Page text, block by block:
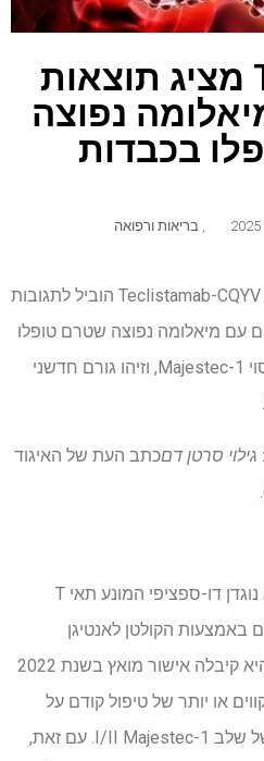
Teclistamab מציג תוצאות
נפוצה
בכבדות
בריאות ורפואה
Teclistamab-CQYV (Tecvayli) הוביל לתגובות
עם מיאלומה נפוצה שטרם טופלו
בכבדות, שהיו בלתי זכאים לניסוי Majestec-1, וזיהו גורם חדשני
גילוי סרטן דםכתב העת של האיגוד
Teclistamab-CQYV הוא נוגדן דו-ספציפי המונע תאי T
באמצעות הקולטן לאנטיגן
התבגרות B- תאי B (BCMA). היא קיבלה אישור מואץ בשנת 2022
או יותר של טיפול קודם על
סמך תוצאות מהניסוי הקליני של שלב I/II Majestec-1. עם זאת,